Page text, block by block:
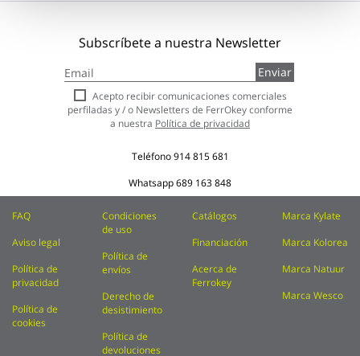
Subscríbete a nuestra Newsletter
a
nuestro
boletín
de
Enviar
Acepto recibir comunicaciones comerciales
perfiladas y / o Newsletters de FerrOkey conforme
a nuestra Política de privacidad
Teléfono914 815 681
Whatsapp689 163 848
FAQ
Aviso legal
Política de
privacidad
Política de
cookies
Condiciones
de uso
Política de
envíos
Derecho de
desistimiento
Política de
devoluciones
Catálogos
Financiación
Acerca de
Ferrokey
Marca Kylate
Marca Kolorea
Marca Natuur
Marca Wesco